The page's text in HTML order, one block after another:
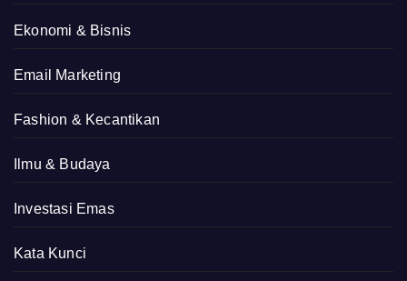
Ekonomi & Bisnis
Email Marketing
Fashion & Kecantikan
Ilmu & Budaya
Investasi Emas
Kata Kunci